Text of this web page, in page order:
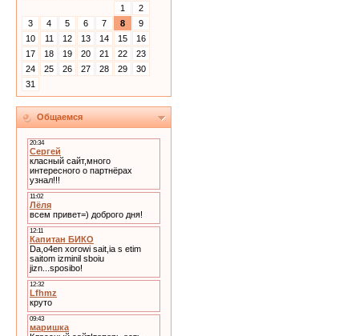
1
2
3
4 5 6 7 8
9
10
11 12 13 14 15
16
17
18 19 20 21 22
23
24
25 26 27 28 29
30
31
Общаемся